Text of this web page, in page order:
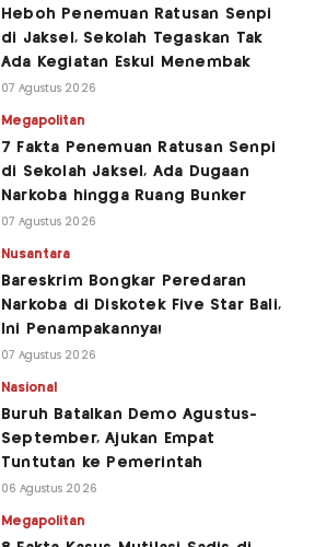
Heboh Penemuan Ratusan Senpi
di Jaksel, Sekolah Tegaskan Tak
Ada Kegiatan Eskul Menembak
07 Agustus 2026
Megapolitan
7 Fakta Penemuan Ratusan Senpi
di Sekolah Jaksel, Ada Dugaan
Narkoba hingga Ruang Bunker
07 Agustus 2026
Nusantara
Bareskrim Bongkar Peredaran
Narkoba di Diskotek Five Star Bali,
Ini Penampakannya!
07 Agustus 2026
Nasional
Buruh Batalkan Demo Agustus-
September, Ajukan Empat
Tuntutan ke Pemerintah
06 Agustus 2026
Megapolitan